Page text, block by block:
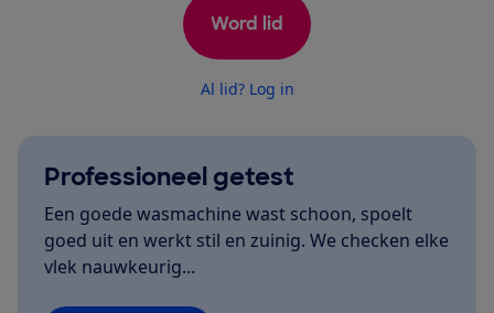
Word lid
Al lid? Log in
Professioneel getest
Een goede wasmachine wast schoon, spoelt
goed uit en werkt stil en zuinig. We checken elke
vlek nauwkeurig...